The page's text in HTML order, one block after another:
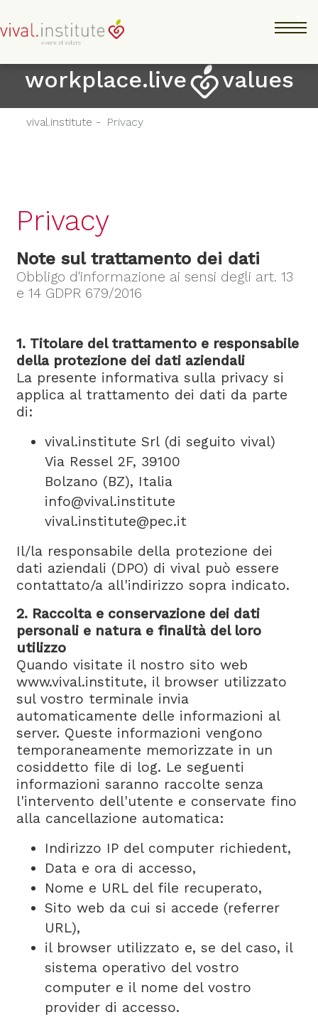
principale
workplace.live values
vival.institute - Privacy
Privacy
Note sul trattamento dei dati
Obbligo d'informazione ai sensi degli art. 13
e 14 GDPR 679/2016
1. Titolare del trattamento e responsabile
della protezione dei dati aziendali
La presente informativa sulla privacy si
applica al trattamento dei dati da parte
di:
vival.institute Srl (di seguito vival)
Via Ressel 2F, 39100
Bolzano (BZ), Italia
info@vival.institute
vival.institute@pec.it
Il/la responsabile della protezione dei
dati aziendali (DPO) di vival può essere
contattato/a all'indirizzo sopra indicato.
2. Raccolta e conservazione dei dati
personali e natura e finalità del loro
utilizzo
Quando visitate il nostro sito web
www.vival.institute, il browser utilizzato
sul vostro terminale invia
automaticamente delle informazioni al
server. Queste informazioni vengono
temporaneamente memorizzate in un
cosiddetto file di log. Le seguenti
informazioni saranno raccolte senza
l'intervento dell'utente e conservate fino
alla cancellazione automatica:
Indirizzo IP del computer richiedent,
Data e ora di accesso,
Nome e URL del file recuperato,
Sito web da cui si accede (referrer
URL),
il browser utilizzato e, se del caso, il
sistema operativo del vostro
computer e il nome del vostro
provider di accesso.